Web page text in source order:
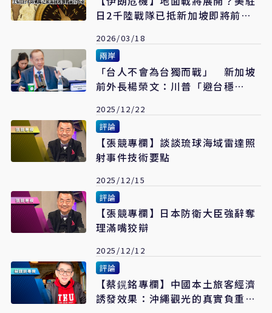
日2千陸戰隊已抵新加坡即將前往
2026/03/18
兩岸
「台人不會為台獨而戰」 新加坡
前外長楊榮文：川普「避台穩
2025/12/22
評論
【張競專欄】談談琉球海域雷達照
射事件技術要點
2025/12/15
評論
【張競專欄】日本防衛大臣強辭奪
理滿嘴狡辯
2025/12/12
評論
【蔡鎤銘專欄】中國本土旅客經濟
誘發效果：沖繩觀光的真實負重與